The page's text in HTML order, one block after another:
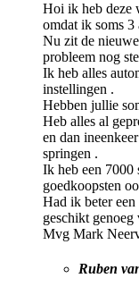
Hoi ik heb deze
omdat ik soms
Nu zit de
probleem nog
Ik heb alles
instellingen .
Hebben jullie
Heb alles al
en dan
springen .
Ik heb een 7000
goedkoopsten
Had ik beter
geschikt genoeg
Mvg Mark
Ruben